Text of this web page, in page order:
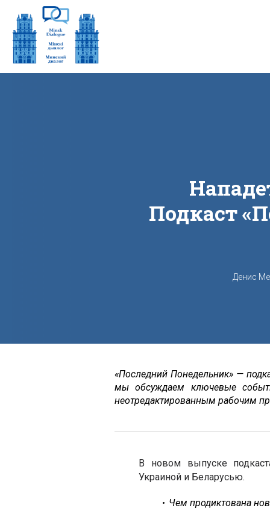
Подкаст
Денис
«Последний Понедельник» —
мы обсуждаем ключевые
неотредактированным рабочим
В новом выпуске
Украиной и Беларусью.
Чем продиктована